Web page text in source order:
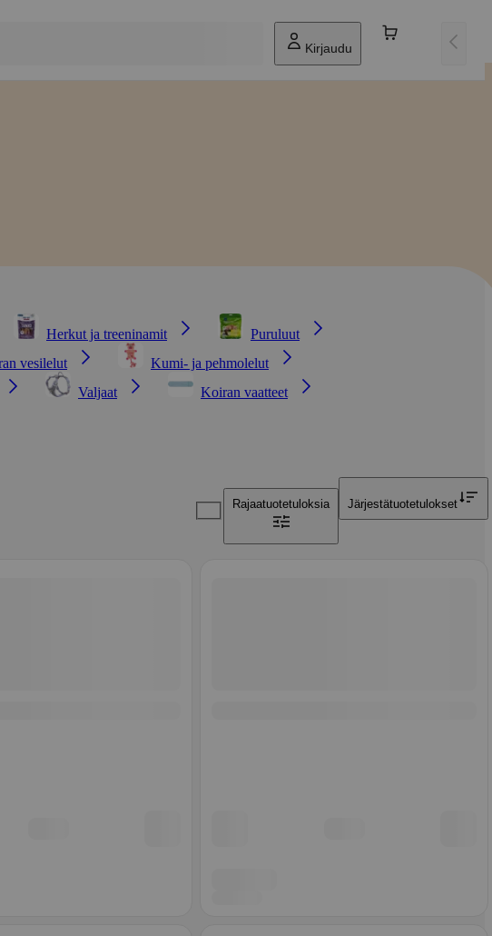
Kirjaudu
Herkut ja treeninamit
Puruluut
vesilelut
Kumi- ja pehmolelut
Valjaat
Koiran vaatteet
Rajaatuotetuloksia Järjestätuotetulokset